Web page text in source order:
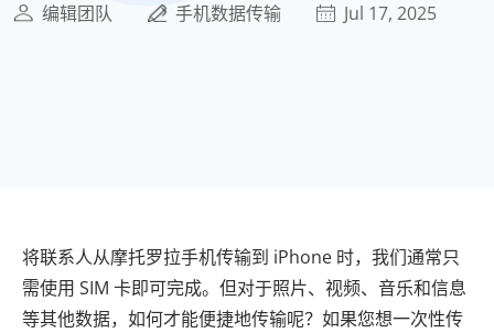
编辑团队 手机数据传输 Jul 17, 2025
将联系人从摩托罗拉手机传输到 iPhone 时，我们通常只
需使用 SIM 卡即可完成。但对于照片、视频、音乐和信息
等其他数据，如何才能便捷地传输呢？如果您想一次性传